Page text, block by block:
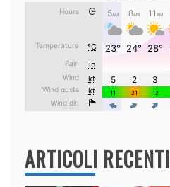
ARTICOLI RECENTI